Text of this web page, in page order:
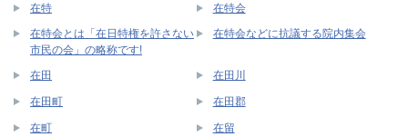
在特
在特会
在特会とは「在日特権を許さない
市民の会」の略称です!
在特会などに抗議する院内集会
在田 在田川
在田町 在田郡
在町 在留